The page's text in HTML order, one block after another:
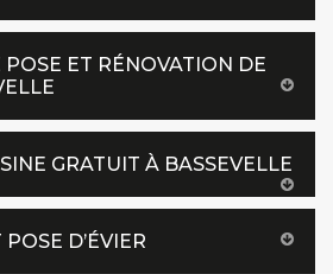
POSE ET RÉNOVATION DE
GRATUIT À BASSEVELLE
D’ÉVIER